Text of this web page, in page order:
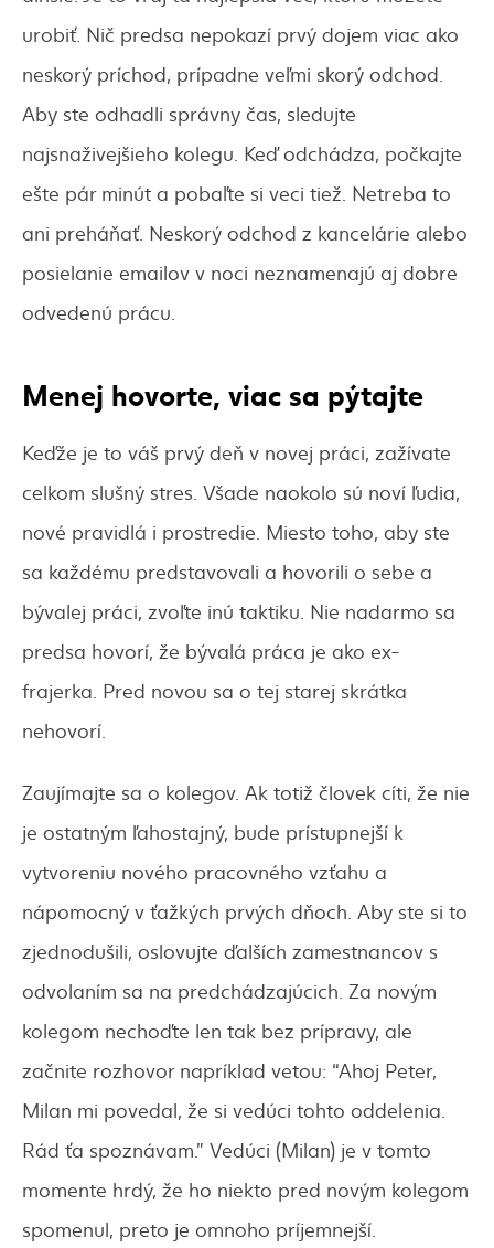
urobiť. Nič predsa nepokazí prvý dojem viac ako
neskorý príchod, prípadne veľmi skorý odchod.
Aby ste odhadli správny čas, sledujte
najsnaživejšieho kolegu. Keď odchádza, počkajte
ešte pár minút a pobaľte si veci tiež. Netreba to
ani preháňať. Neskorý odchod z kancelárie alebo
posielanie emailov v noci neznamenajú aj dobre
odvedenú prácu.
Menej hovorte, viac sa pýtajte
Keďže je to váš prvý deň v novej práci, zažívate
celkom slušný stres. Všade naokolo sú noví ľudia,
nové pravidlá i prostredie. Miesto toho, aby ste
sa každému predstavovali a hovorili o sebe a
bývalej práci, zvoľte inú taktiku. Nie nadarmo sa
predsa hovorí, že bývalá práca je ako ex-
frajerka. Pred novou sa o tej starej skrátka
nehovorí.
Zaujímajte sa o kolegov. Ak totiž človek cíti, že nie
je ostatným ľahostajný, bude prístupnejší k
vytvoreniu nového pracovného vzťahu a
nápomocný v ťažkých prvých dňoch. Aby ste si to
zjednodušili, oslovujte ďalších zamestnancov s
odvolaním sa na predchádzajúcich. Za novým
kolegom nechoďte len tak bez prípravy, ale
začnite rozhovor napríklad vetou: “Ahoj Peter,
Milan mi povedal, že si vedúci tohto oddelenia.
Rád ťa spoznávam.” Vedúci (Milan) je v tomto
momente hrdý, že ho niekto pred novým kolegom
spomenul, preto je omnoho príjemnejší.